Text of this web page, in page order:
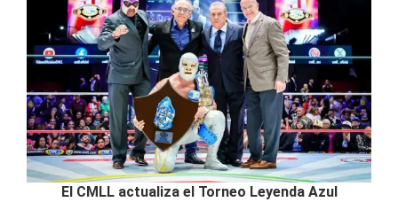
El CMLL actualiza el Torneo Leyenda Azul